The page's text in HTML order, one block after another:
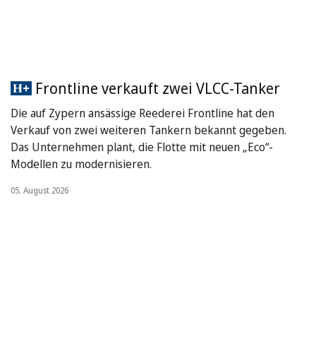
Frontline verkauft zwei VLCC-Tanker
Die auf Zypern ansässige Reederei Frontline hat den
Verkauf von zwei weiteren Tankern bekannt gegeben.
Das Unternehmen plant, die Flotte mit neuen „Eco“-
Modellen zu modernisieren.
05. August 2026